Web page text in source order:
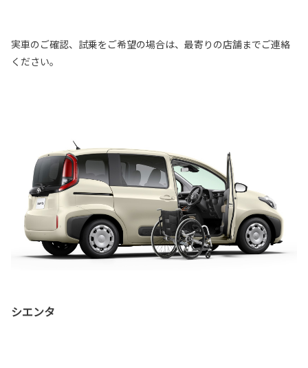
実車のご確認、試乗をご希望の場合は、最寄りの店舗までご連絡
ください。
シエンタ